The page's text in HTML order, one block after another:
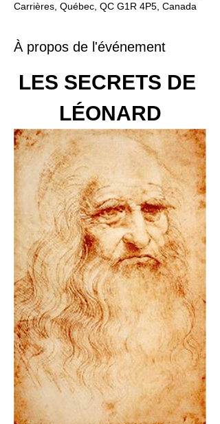
Carrières, Québec, QC G1R 4P5, Canada
À propos de l'événement
LES SECRETS DE
LÉONARD